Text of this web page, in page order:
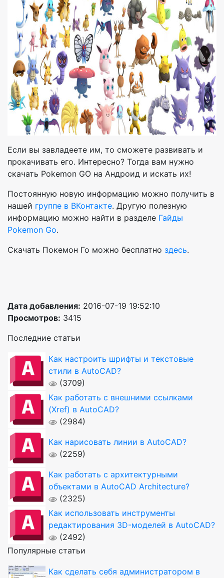
Если вы завладеете им, то сможете развивать и
прокачивать его. Интересно? Тогда вам нужно
скачать Pokemon GO на Андроид и искать их!
Постоянную новую информацию можно получить в
нашей группе в ВКонтакте. Другую полезную
информацию можно найти в разделе Гайды
Pokemon Go.
Скачать Покемон Го можно бесплатно здесь.
Дата добавления: 2016-07-19 19:52:10
Просмотров: 3415
Последние статьи
Как настроить шрифты и текстовые
стили в AutoCAD?
(3709)
Как работать с внешними ссылками
(Xref) в AutoCAD?
(2984)
Как нарисовать линии в AutoCAD?
(2259)
Как работать с архитектурными
объектами в AutoCAD Architecture?
(2325)
Как использовать инструменты
редактирования 3D-моделей в AutoCAD?
(2492)
Популярные статьи
Как сделать себя администратором в